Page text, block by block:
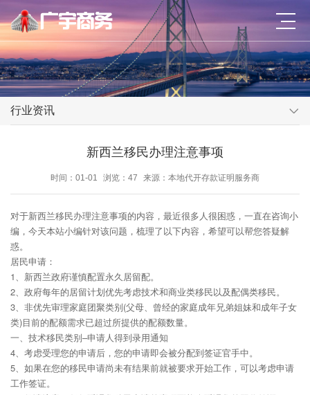
行业资讯
新西兰移民办理注意事项
时间：01-01 浏览：47 来源：本地代开存款证明服务商
对于新西兰移民办理注意事项的内容，最近很多人很困惑，一直在咨询小
编，今天本站小编针对该问题，梳理了以下内容，希望可以帮您答疑解
惑。
居民申请：
1、新西兰政府谨慎配置永久居留配。
2、政府每年的居留计划优先考虑技术和商业类移民以及配偶类移民。
3、非优先审理家庭团聚类别(父母、曾经的家庭成年兄弟姐妹和成年子女
类)目前的配额需求已超过所提供的配额数量。
一、技术移民类别–申请人得到录用通知
4、考虑受理您的申请后，您的申请即会被分配到签证官手中。
5、如果在您的移民申请尚未有结果前就被要求开始工作，可以考虑申请
工作签证。